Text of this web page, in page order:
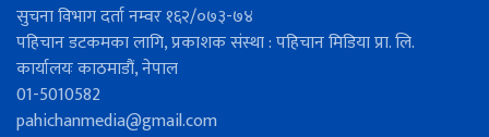
सुचना विभाग दर्ता नम्वर १६२/०७३-७४
पहिचान डटकमका लागि, प्रकाशक संस्था : पहिचान मिडिया प्रा. लि.
कार्यालयः काठमाडौं, नेपाल
01-5010582
pahichanmedia@gmail.com